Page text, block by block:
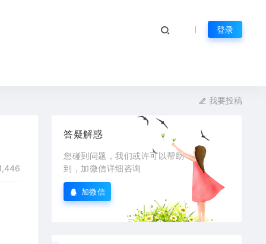
登录
我要投稿
答疑解惑
您碰到问题，我们或许可以帮助
到，加微信详细咨询
加微信